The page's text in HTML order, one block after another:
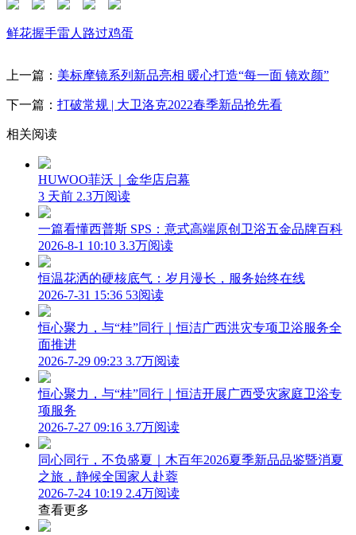
鲜花握手雷人 路过鸡蛋
上一篇： 美标摩镜系列新品亮相 暖心打造“每一面 镜欢颜”
下一篇： 打破常规 | 大卫洛克2022春季新品抢先看
相关阅读
HUWOO菲沃｜金华店启幕
3 天前 2.3万阅读
一篇看懂西普斯 SPS：意式高端原创卫浴五金品牌百科
2026-8-1 10:10 3.3万阅读
恒温花洒的硬核底气：岁月漫长，服务始终在线
2026-7-31 15:36 53阅读
恒心聚力，与“桂”同行｜恒洁广西洪灾专项卫浴服务全
面推进
2026-7-29 09:23 3.7万阅读
恒心聚力，与“桂”同行｜恒洁开展广西受灾家庭卫浴专
项服务
2026-7-27 09:16 3.7万阅读
同心同行，不负盛夏｜木百年2026夏季新品品鉴暨消夏
之旅，静候全国家人赴蓉
2026-7-24 10:19 2.4万阅读
查看更多